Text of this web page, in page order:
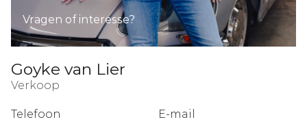
Vragen of interesse?
Goyke van Lier
Verkoop
Telefoon
E-mail